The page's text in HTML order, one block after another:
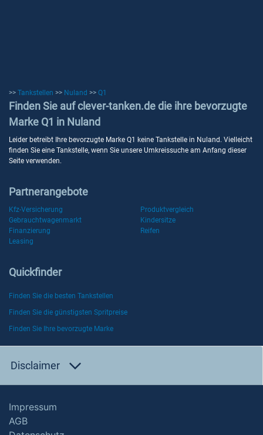
>> Tankstellen >> Nuland >> Q1
Finden Sie auf clever-tanken.de die ihre bevorzugte
Marke Q1 in Nuland
Leider betreibt Ihre bevorzugte Marke Q1 keine Tankstelle in Nuland. Vielleicht
finden Sie eine Tankstelle, wenn Sie unsere Umkreissuche am Anfang dieser
Seite verwenden.
Partnerangebote
Kfz-Versicherung
Produktvergleich
Gebrauchtwagenmarkt
Kindersitze
Finanzierung
Reifen
Leasing
Quickfinder
Finden Sie die besten Tankstellen
Finden Sie die günstigsten Spritpreise
Finden Sie Ihre bevorzugte Marke
Disclaimer
Impressum
AGB